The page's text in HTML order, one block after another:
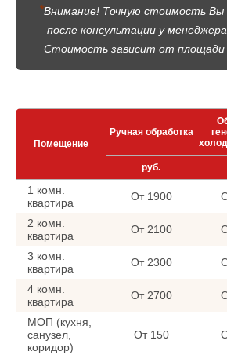
*Внимание! Точную стоимость
после консультации у
Стоимость зависит от площади
Помещение
Ручная обработка
руб.
1 комн.
квартира
От 1900
2 комн.
квартира
От 2100
3 комн.
квартира
От 2300
4 комн.
квартира
От 2700
МОП (кухня,
санузел,
коридор)
От 150